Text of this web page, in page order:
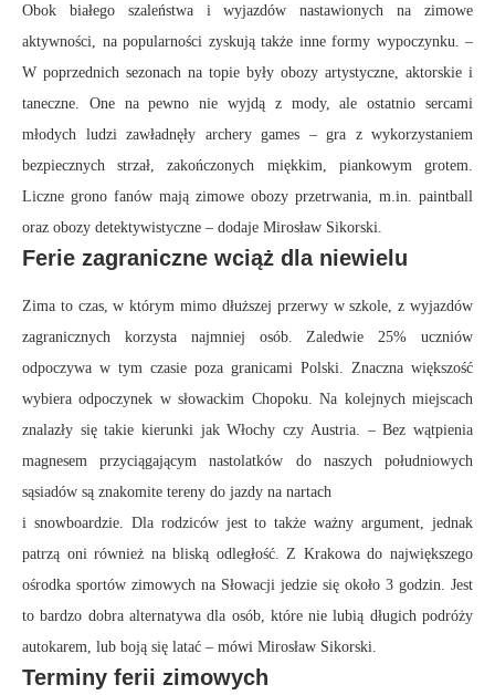
Obok białego szaleństwa i wyjazdów nastawionych na zimowe
aktywności, na popularności zyskują także inne formy wypoczynku. –
W poprzednich sezonach na topie były obozy artystyczne, aktorskie i
taneczne. One na pewno nie wyjdą z mody, ale ostatnio sercami
młodych ludzi zawładnęły archery games – gra z wykorzystaniem
bezpiecznych strzał, zakończonych miękkim, piankowym grotem.
Liczne grono fanów mają zimowe obozy przetrwania, m.in. paintball
oraz obozy detektywistyczne – dodaje Mirosław Sikorski.
Ferie zagraniczne wciąż dla niewielu
Zima to czas, w którym mimo dłuższej przerwy w szkole, z wyjazdów
zagranicznych korzysta najmniej osób. Zaledwie 25% uczniów
odpoczywa w tym czasie poza granicami Polski. Znaczna większość
wybiera odpoczynek w słowackim Chopoku. Na kolejnych miejscach
znalazły się takie kierunki jak Włochy czy Austria. – Bez wątpienia
magnesem przyciągającym nastolatków do naszych południowych
sąsiadów są znakomite tereny do jazdy na nartach
i snowboardzie. Dla rodziców jest to także ważny argument, jednak
patrzą oni również na bliską odległość. Z Krakowa do największego
ośrodka sportów zimowych na Słowacji jedzie się około 3 godzin. Jest
to bardzo dobra alternatywa dla osób, które nie lubią długich podróży
autokarem, lub boją się latać – mówi Mirosław Sikorski.
Terminy ferii zimowych